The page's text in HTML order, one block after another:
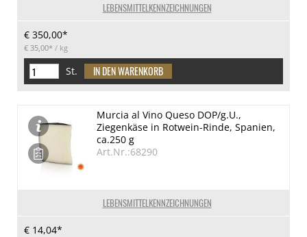
LEBENSMITTELKENNZEICHNUNGEN
€ 350,00*
€ 35,00* / kg
St.
LEBENSMITTELKENNZEICHNUNGEN
Murcia al Vino Queso DOP/g.U.,
Ziegenkäse in Rotwein-Rinde, Spanien,
ca.250 g
Art.Nr.:68290
€ 14,04*